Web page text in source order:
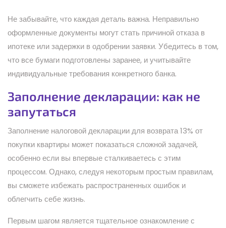
Не забывайте, что каждая деталь важна. Неправильно
оформленные документы могут стать причиной отказа в
ипотеке или задержки в одобрении заявки. Убедитесь в том,
что все бумаги подготовлены заранее, и учитывайте
индивидуальные требования конкретного банка.
Заполнение декларации: как не
запутаться
Заполнение налоговой декларации для возврата 13% от
покупки квартиры может показаться сложной задачей,
особенно если вы впервые сталкиваетесь с этим
процессом. Однако, следуя некоторым простым правилам,
вы сможете избежать распространенных ошибок и
облегчить себе жизнь.
Первым шагом является тщательное ознакомление с